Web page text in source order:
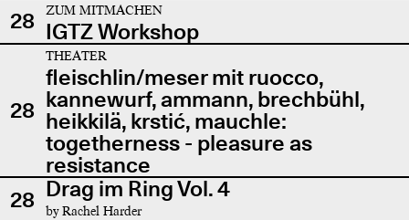
28
ZUM MITMACHEN
IGTZ Workshop
28
THEATER
fleischlin/meser mit ruocco,
kannewurf, ammann, brechbühl,
heikkilä, krstić, mauchle:
togetherness - pleasure as
resistance
28 Drag im Ring Vol. 4
by Rachel Harder